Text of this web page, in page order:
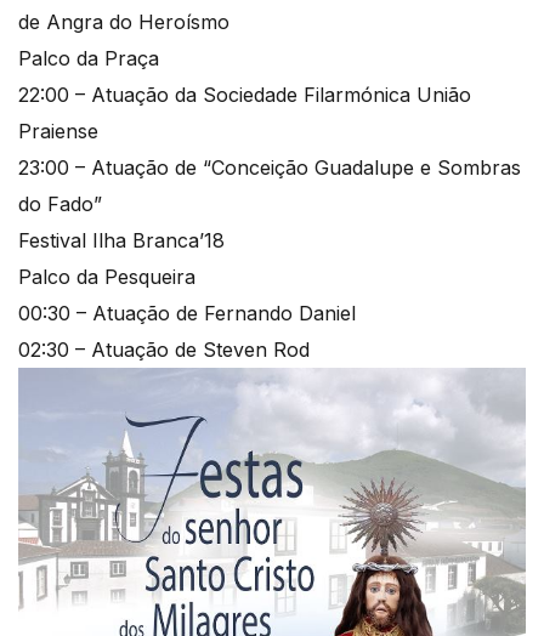
de Angra do Heroísmo
Palco da Praça
22:00 – Atuação da Sociedade Filarmónica União
Praiense
23:00 – Atuação de “Conceição Guadalupe e Sombras
do Fado”
Festival Ilha Branca’18
Palco da Pesqueira
00:30 – Atuação de Fernando Daniel
02:30 – Atuação de Steven Rod